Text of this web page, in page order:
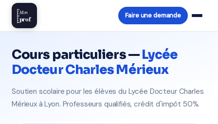
Mon
prof Faire une demande
Cours particuliers —Lycée
Docteur Charles Mérieux
Soutien scolaire pour les élèves du Lycée Docteur Charles
Mérieux à Lyon. Professeurs qualifiés, crédit d'impôt 50%.